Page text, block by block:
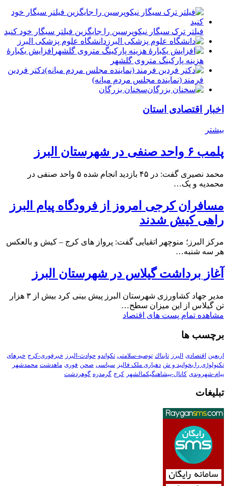
فیلتر ترک سیگار نیکوپرسین را جایگزین فیلتر سیگار خود کنید
دانشگاه علوم پزشکی البرز
افزایش یکبارۀ
هزینه پارکینگ متروی گلشهر
دكتر فردين
فرمند (نماينده مجلس مردم میانه)
سخنان بزرگان
اخبار اقتصادی استان
بیشتر
پلمب ۶ واحد صنفی در شهرستان البرز
محمد نصیری گفت: در ۴۵ بازدید انجام شده ۵ واحد صنفی در
محمدیه و یک…
مسافران کرجی امروز از فرودگاه پیام البرز
راهی کیش شدند
مرکز البرز؛ منوچهر اتقیایی گفت: پرواز های کرج – کیش و بالعکس
هر سه شنبه…
آغاز برداشت گیلاس در شهرستان البرز
مدیر جهاد کشاورزی شهرستان البرز پیش بینی کرد بیش از ۳ هزار
تن گیلاس از این میزان سطح…
مشاهده تمام پست های اقتصاد
برچسب ها
اربعین اقتصادی البرز تابناك توصیه-سلامتی تکواندو حوادث-البرز خبرفوری-کرج خبرهای
تکنولوڑی را بخوانید و ش دهیاری ملک فالیز سیاسی صحن فوری ماهدشت محمدشهر
پیام-شهروندی کانال-پیشاهنگیکمالشهر کرج گرمدره گوهردشت
تبلیغات